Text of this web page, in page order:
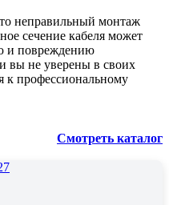
неправильный монтаж
сечение кабеля может
и повреждению
вы не уверены в своих
к профессиональному
Смотреть каталог